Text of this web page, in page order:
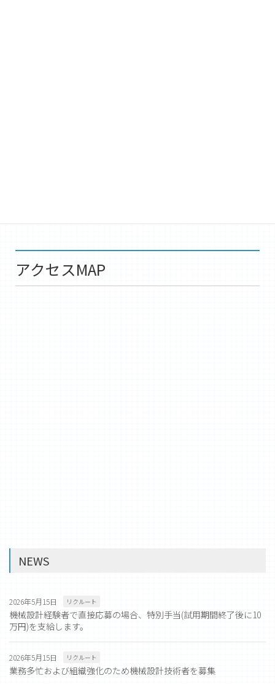
アクセスMAP
NEWS
2026年5月15日 リクルート
機械設計経験者で直接応募の場合、特別手当(試用期間終了後に10
万円)を支給します。
2026年5月15日 リクルート
業務多忙および組織強化のため機械設計技術者を募集